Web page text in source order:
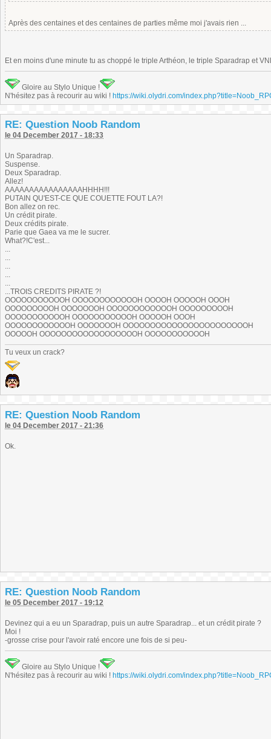
Après des centaines et des centaines de parties même moi j'avais rien ...
Et en moins d'une minute tu as choppé le triple Arthéon, le triple Sparadrap et
Gloire au Stylo Unique !
N'hésitez pas à recourir au wiki ! https://wiki.olydri.com/
RE: Question Noob Random
le 04 December 2017 - 18:33
Un Sparadrap.
Suspense.
Deux Sparadrap.
Allez!
AAAAAAAAAAAAAAAAHHHH!!!
PUTAIN QU'EST-CE QUE COUETTE FOUT LA?!
Bon allez on rec.
Un crédit pirate.
Deux crédits pirate.
Parie que Gaea va me le sucrer.
What?!C'est...
...
...
...
...
...
...TROIS CREDITS PIRATE ?!
OOOOOOOOOOOH OOOOOOOOOOOOH OOOOH OOOOOH OOOH
OOOOOOOOOH OOOOOOOH OOOOOOOOOOOOH OOOOOOOOOH
OOOOOOOOOOOH OOOOOOOOOOOH OOOOOH OOOH
OOOOOOOOOOOOH OOOOOOOH OOOOOOOOOOOOOOOOOOOOOOOH
OOOOOH OOOOOOOOOOOOOOOOOOH OOOOOOOOOOOH
Tu veux un crack?
RE: Question Noob Random
le 04 December 2017 - 21:36
Ok.
RE: Question Noob Random
le 05 December 2017 - 19:12
Devinez qui a eu un Sparadrap, puis un autre Sparadrap... et un crédit pirate ?
Moi !
-grosse crise pour l'avoir raté encore une fois de si peu-
Gloire au Stylo Unique !
N'hésitez pas à recourir au wiki ! https://wiki.olydri.com/